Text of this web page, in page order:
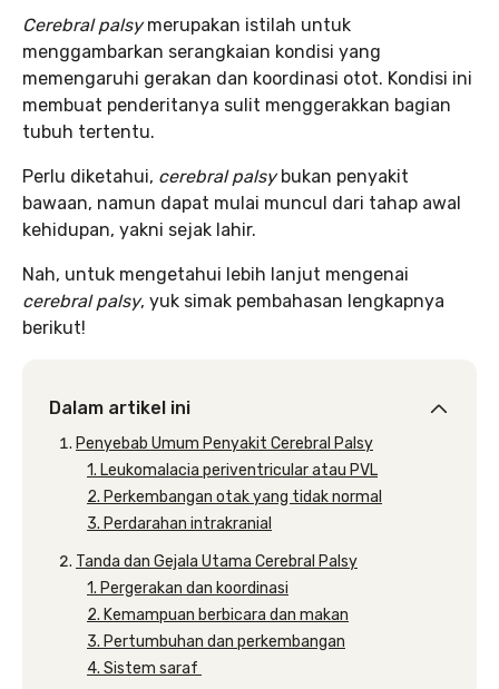
Cerebral palsymerupakan istilah untuk
menggambarkan serangkaian kondisi yang
memengaruhi gerakan dan koordinasi otot. Kondisi ini
membuat penderitanya sulit menggerakkan bagian
tubuh tertentu.
Perlu diketahui, cerebral palsybukan penyakit
bawaan, namun dapat mulai muncul dari tahap awal
kehidupan, yakni sejak lahir.
Nah, untuk mengetahui lebih lanjut mengenai
cerebral palsy, yuk simak pembahasan lengkapnya
berikut!
Dalam artikel ini
Penyebab Umum Penyakit Cerebral Palsy
1. Leukomalacia periventricular atau PVL
2. Perkembangan otak yang tidak normal
3. Perdarahan intrakranial
Tanda dan Gejala Utama Cerebral Palsy
1. Pergerakan dan koordinasi
2. Kemampuan berbicara dan makan
3. Pertumbuhan dan perkembangan
4. Sistem saraf